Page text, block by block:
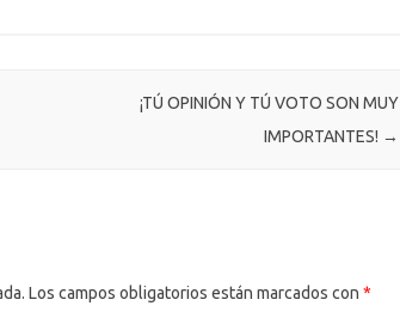
¡TÚ OPINIÓN Y TÚ VOTO SON MUY
IMPORTANTES! →
Los campos obligatorios están marcados con *